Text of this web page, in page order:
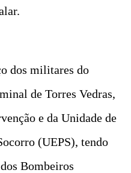
dos militares do
de Torres Vedras,
e da Unidade de
(UEPS), tendo
Bombeiros